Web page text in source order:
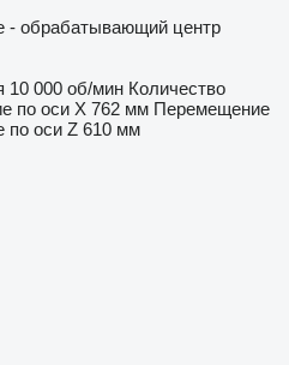
- обрабатывающий центр
10 000 об/мин Количество
по оси X 762 мм Перемещение
по оси Z 610 мм